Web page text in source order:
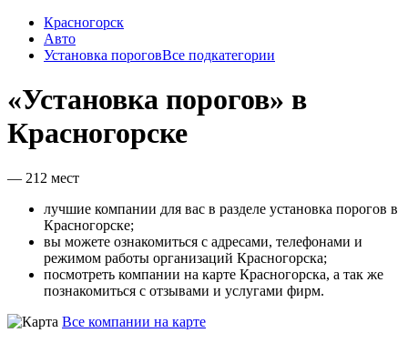
Красногорск
Авто
Установка пороговВсе подкатегории
«Установка порогов» в
Красногорске
— 212 мест
лучшие компании для вас в разделе установка порогов в
Красногорске;
вы можете ознакомиться с адресами, телефонами и
режимом работы организаций Красногорска;
посмотреть компании на карте Красногорска, а так же
познакомиться с отзывами и услугами фирм.
Все компании на карте